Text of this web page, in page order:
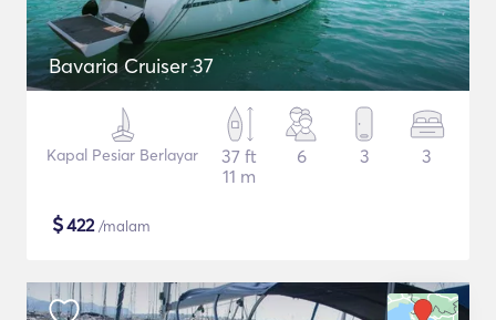
Bavaria Cruiser 37
Kapal Pesiar Berlayar
37 ft
11 m
6 3 3
$422/malam